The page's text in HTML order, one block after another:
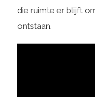
die ruimte er blijft
ontstaan.